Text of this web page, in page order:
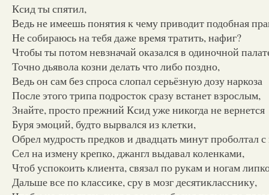
Ксид ты спятил,
Ведь не имеешь понятия к чему приводит подобная
Не собираюсь на тебя даже время тратить, нафиг?
Чтобы ты потом невзначай оказался в одиночной
Точно дьявола козни делать что либо поздно,
Ведь он сам без спроса слопал серьёзную дозу наркоза
После этого трипа подросток сразу встанет взрослым,
Знайте, просто прежний Ксид уже никогда не вернется
Буря эмоций, будто вырвался из клетки,
Обрел мудрость предков и двадцать минут проболтал
Сел на измену крепко, джангл выдавал коленками,
Чтоб успокоить клиента, связал по рукам и ногам
Дальше все по классике, сру в мозг десятикласснику,